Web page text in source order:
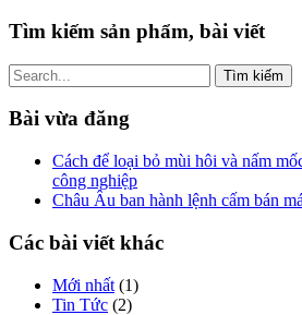
Tìm kiếm sản phẩm, bài viết
Tìm
kiếm
cho:
Bài vừa đăng
Cách để loại bỏ mùi hôi và nấm
công nghiệp
Châu Âu ban hành lệnh cấm bán
Các bài viết khác
Mới nhất (1)
Tin Tức (2)